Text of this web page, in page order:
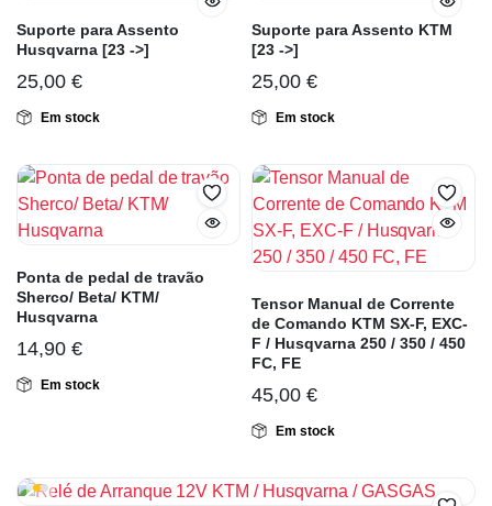
Suporte para Assento
Husqvarna [23 ->]
25,00 €
Em stock
Suporte para Assento KTM
[23 ->]
25,00 €
Em stock
Ponta de pedal de travão
Sherco/ Beta/ KTM/
Husqvarna
14,90 €
Em stock
Tensor Manual de Corrente
de Comando KTM SX-F, EXC-
F / Husqvarna 250 / 350 / 450
FC, FE
45,00 €
Em stock